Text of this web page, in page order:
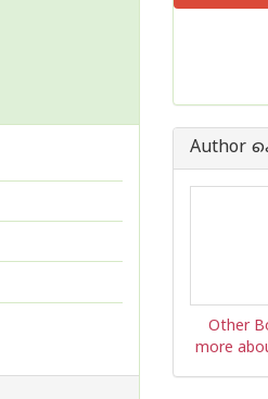
Author
Other
more